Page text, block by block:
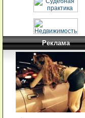
Реклама